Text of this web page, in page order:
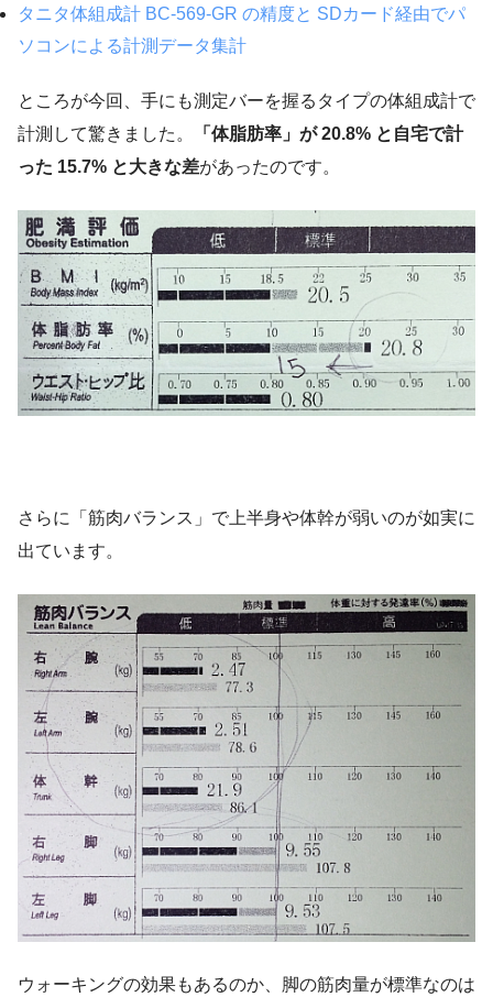
タニタ体組成計 BC-569-GR の精度と SDカード経由でパ
ソコンによる計測データ集計
ところが今回、手にも測定バーを握るタイプの体組成計で
計測して驚きました。
「体脂肪率」が 20.8% と自宅で計
った 15.7% と大きな差があったのです。
さらに「筋肉バランス」で上半身や体幹が弱いのが如実に
出ています。
ウォーキングの効果もあるのか、脚の筋肉量が標準なのは